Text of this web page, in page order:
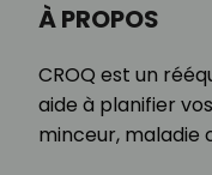
À PROPOS
CROQ est un
aide à planifier
minceur, maladie